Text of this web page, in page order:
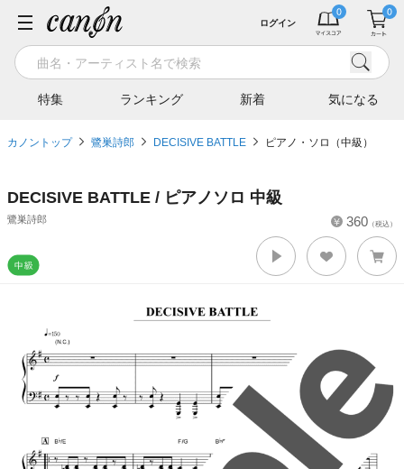
特集 ランキング 新着 気になる
ログイン
カノントップ 鷺巣詩郎 DECISIVE BATTLE ピアノ・ソロ（中級）
DECISIVE BATTLE / ピアノソロ 中級
鷺巣詩郎 360 （税込）